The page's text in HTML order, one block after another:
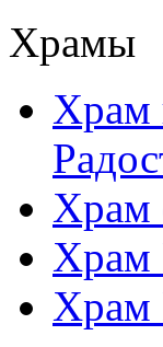
Храмы
Храм
Храм
Храм
Храм